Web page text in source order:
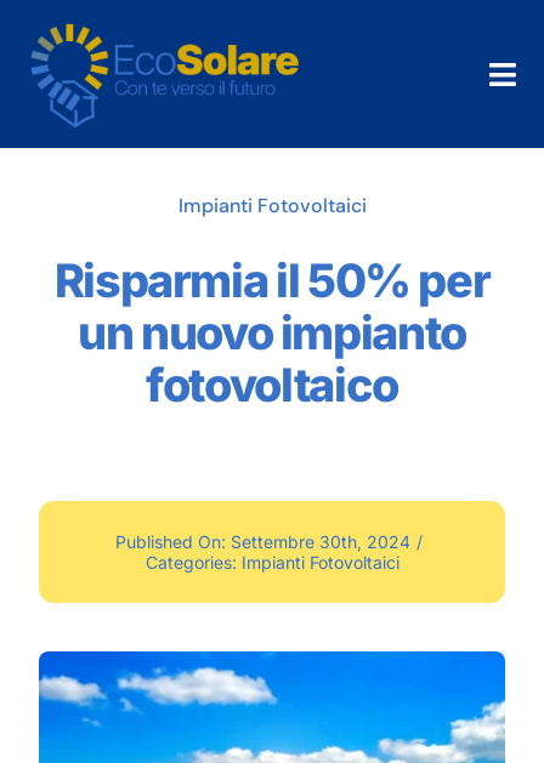
contenuto
Chi Siamo
Cosa Facciamo
News
Impianti Fotovoltaici
Risparmia il 50% per
un nuovo impianto
fotovoltaico
Published On: Settembre 30th, 2024 /
Categories: Impianti Fotovoltaici